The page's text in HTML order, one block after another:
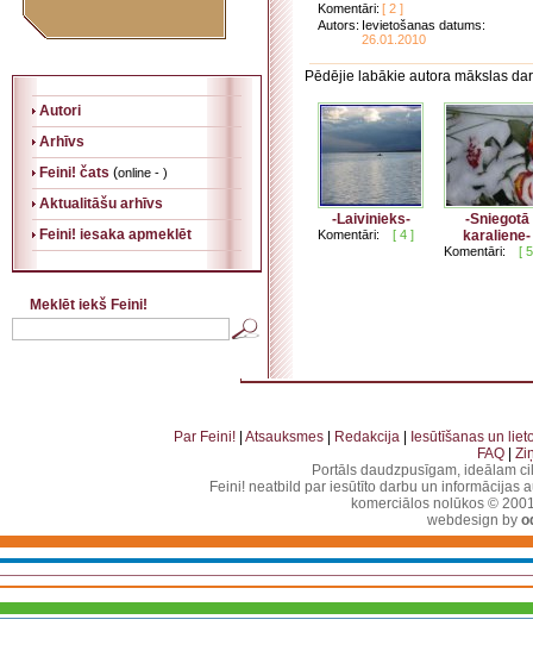
Autori
Arhīvs
Feini! čats (online - )
Aktualitāšu arhīvs
Feini! iesaka apmeklēt
Meklēt iekš Feini!
Komentāri: [ 2 ]
Autors: Ievietošanas datums:
26.01.2010
Pēdējie labākie autora mākslas
-Laivinieks-
Komentāri: [ 4 ]
-Sniegotā
karaliene-
Komentāri: [
Par Feini! Atsauksmes Redakcija
Iesūtīšanas un
FAQ
Portāls daudzpusīgam, ideālam
Feini! neatbild par iesūtīto darbu un informācijas
komerciālos nolūkos ©
webdesign by